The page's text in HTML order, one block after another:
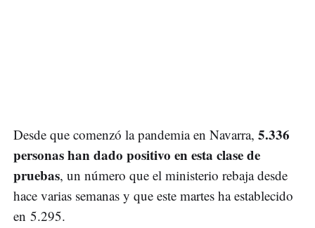
Desde que comenzó la pandemia en Navarra, 5.336
personas han dado positivo en esta clase de
pruebas, un número que el ministerio rebaja desde
hace varias semanas y que este martes ha establecido
en 5.295.